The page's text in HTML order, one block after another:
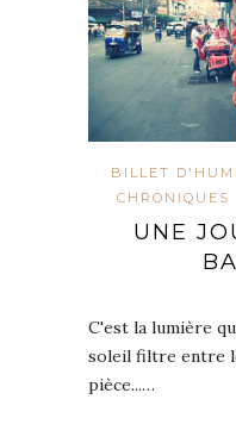
BILLET
CHRONIQUES
UNE
C'est la lumière
soleil filtre entre
pièce...…